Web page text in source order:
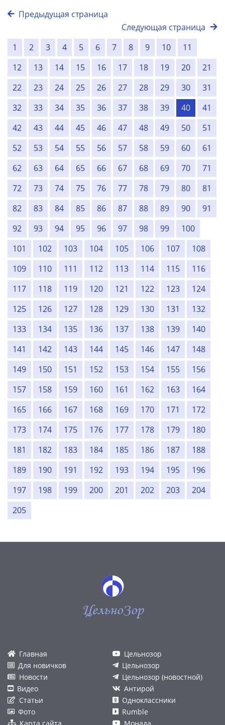
Предыдущая страница
Следующая страница
1
2 3 4 5 6 7 8 9 10
11
12
13 14 15 16 17 18 19 20
21
22
23 24 25 26 27 28 29 30
31
32
33 34 35 36 37 38 39 40
41
42
43 44 45 46 47 48 49 50
51
52
53 54 55 56 57 58 59 60
61
62
63 64 65 66 67 68 69 70
71
72
73 74 75 76 77 78 79 80
81
82
83 84 85 86 87 88 89 90
91
92
93 94 95 96 97 98 99
100
101
102 103 104 105 106 107
108
109
110 111 112 113 114 115
116
117
118 119 120 121 122 123
124
125
126 127 128 129 130 131
132
133
134 135 136 137 138 139
140
141
142 143 144 145 146 147
148
149
150 151 152 153 154 155
156
157
158 159 160 161 162 163
164
165
166 167 168 169 170 171
172
173
174 175 176 177 178 179
180
181
182 183 184 185 186 187
188
189
190 191 192 193 194 195
196
197
198 199 200 201 202 203
204
205
ЦельноЗор
Главная
Для новичков
Новости
Видео
Статьи
Фото
Цельнозор
Цельнозор
Цельнозор (новостной)
Антирой
Одноклассники
Rumble